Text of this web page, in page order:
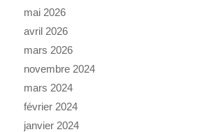
mai 2026
avril 2026
mars 2026
novembre 2024
mars 2024
février 2024
janvier 2024